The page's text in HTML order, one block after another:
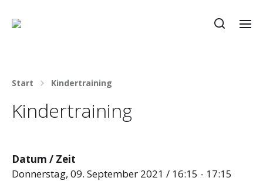
Start Kindertraining
Kindertraining
Datum / Zeit
Donnerstag, 09. September 2021 / 16:15 - 17:15